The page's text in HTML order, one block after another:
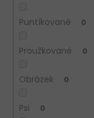
Puntíkované 0
Proužkované 0
Obrázek 0
Psi 0